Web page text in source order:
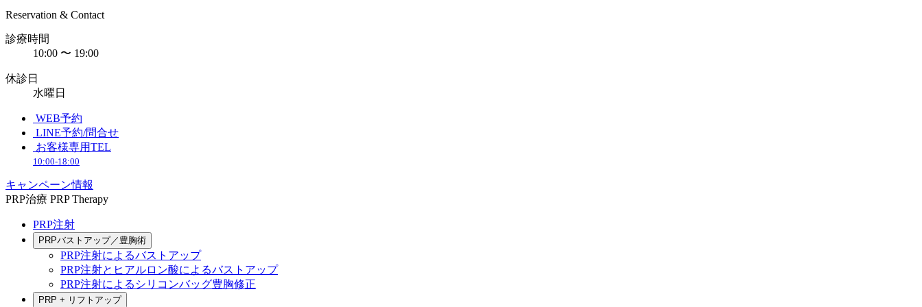
Reservation & Contact
診療時間
10:00 〜 19:00
休診日
水曜日
WEB予約
LINE予約/問合せ
お客様専用TEL
10:00-18:00
キャンペーン情報
PRP治療 PRP Therapy
PRP注射
PRPバストアップ／豊胸術
PRP注射によるバストアップ
PRP注射とヒアルロン酸によるバストアップ
PRP注射によるシリコンバッグ豊胸修正
PRP + リフトアップ